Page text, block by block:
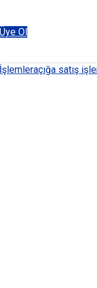
Ol
açığa satış